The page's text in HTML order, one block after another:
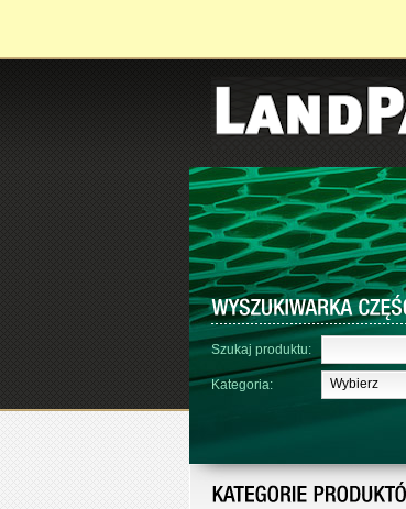
Szukaj produktu:
Kategoria: Wybierz